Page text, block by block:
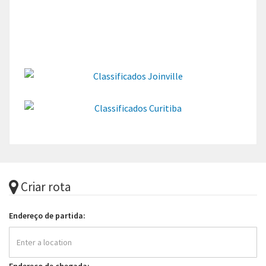
Criar rota
Endereço de partida: